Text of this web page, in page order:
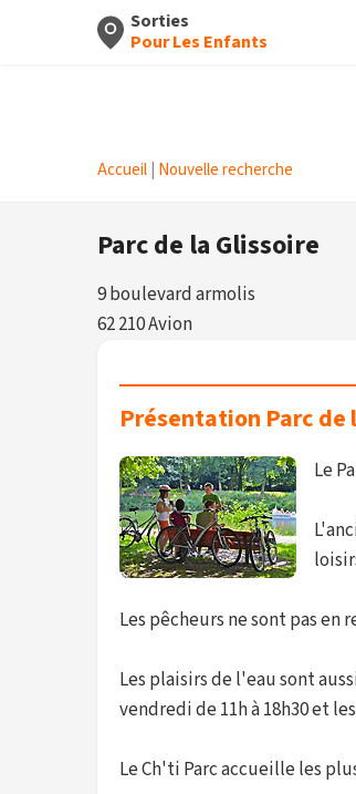
Sorties
Pour Les Enfants
Accueil Nouvelle recherche
Parc de la Glissoire
9 boulevard armolis
62 210 Avion
Présentation Parc de
Le
Les pêcheurs ne sont pas
Les plaisirs de l'eau sont
vendredi de 11h à 18h30 et
Le Ch'ti Parc accueille les